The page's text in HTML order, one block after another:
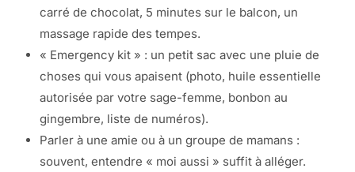
carré de chocolat, 5 minutes sur le balcon, un
massage rapide des tempes.
« Emergency kit » : un petit sac avec une pluie de
choses qui vous apaisent (photo, huile essentielle
autorisée par votre sage-femme, bonbon au
gingembre, liste de numéros).
Parler à une amie ou à un groupe de mamans :
souvent, entendre « moi aussi » suffit à alléger.